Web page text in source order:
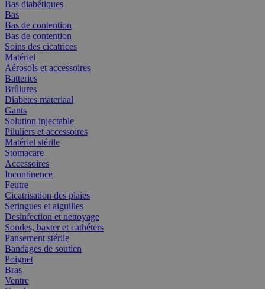
Bas diabétiques
Bas
Bas de contention
Bas de contention
Soins des cicatrices
Matériel
Aérosols et accessoires
Batteries
Brûlures
Diabetes materiaal
Gants
Solution injectable
Piluliers et accessoires
Matériel stérile
Stomacare
Accessoires
Incontinence
Feutre
Cicatrisation des plaies
Seringues et aiguilles
Desinfection et nettoyage
Sondes, baxter et cathéters
Pansement stérile
Bandages de soutien
Poignet
Bras
Ventre